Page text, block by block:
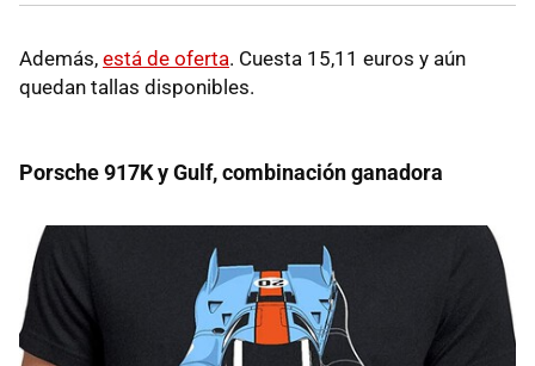
Además, está de oferta. Cuesta 15,11 euros y aún
quedan tallas disponibles.
Porsche 917K y Gulf, combinación ganadora